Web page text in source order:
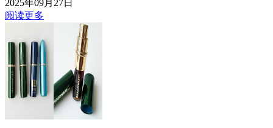
2025年09月27日
阅读更多